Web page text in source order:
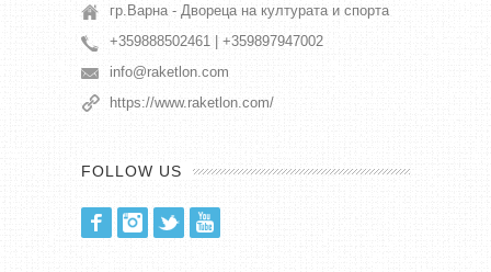
гр.Варна - Двореца на културата и спорта
+359888502461 | +359897947002
info@raketlon.com
https://www.raketlon.com/
FOLLOW US
FacebookInstagram
Twitter